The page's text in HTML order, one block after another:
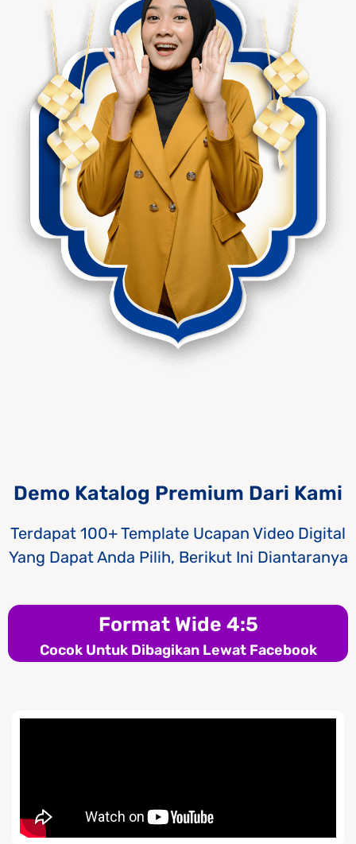
Demo Katalog Premium Dari Kami
Terdapat 100+ Template Ucapan Video Digital
Yang Dapat Anda Pilih, Berikut Ini Diantaranya
Format Wide 4:5
Cocok Untuk Dibagikan Lewat Facebook